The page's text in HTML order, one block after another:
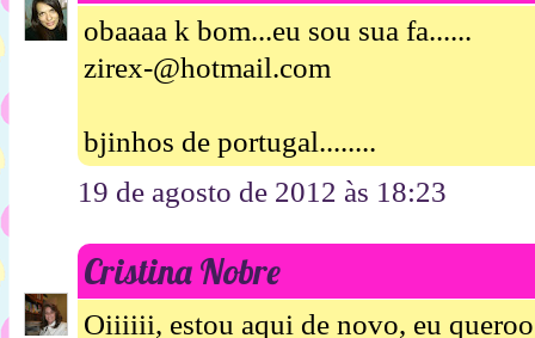
obaaaa k bom...eu sou sua fa......
zirex-@hotmail.com
bjinhos de portugal........
19 de agosto de 2012 às 18:23
Cristina Nobre
Oiiiiii, estou aqui de novo, eu